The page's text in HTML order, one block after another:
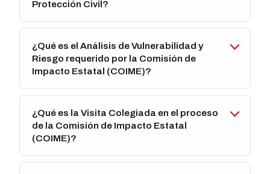
Protección Civil?
¿Qué es el Análisis de Vulnerabilidad y
Riesgo requerido por la Comisión de
Impacto Estatal (COIME)?
¿Qué es la Visita Colegiada en el proceso
de la Comisión de Impacto Estatal
(COIME)?